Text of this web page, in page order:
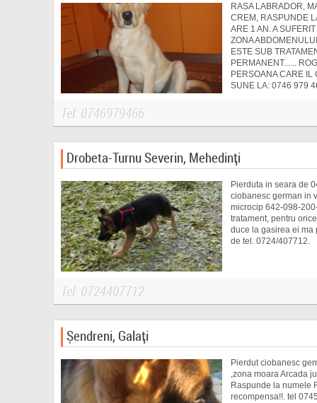
RASA LABRADOR,
CREM, RASPUNDE
ARE 1 AN. A
ZONA
ESTE SUB
PERMANENT......
PERSOANA CARE IL
SUNE LA: 0746 979
Tel: 0746979466
Drobeta-Turnu Severin, Mehedinți
Pierduta in seara de
ciobanesc german in
microcip 642-098-
tratament, pentru
duce la gasirea ei ma
de tel. 0724/407712.
Tel: 0724407712
Șendreni, Galați
Pierdut ciobanesc
,zona moara Arcada
Raspunde la numele
recompensa!!. tel